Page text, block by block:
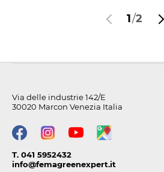
1/2
Via delle industrie 142/E
30020 Marcon Venezia Italia
T. 041 5952432
info@femagreenexpert.it